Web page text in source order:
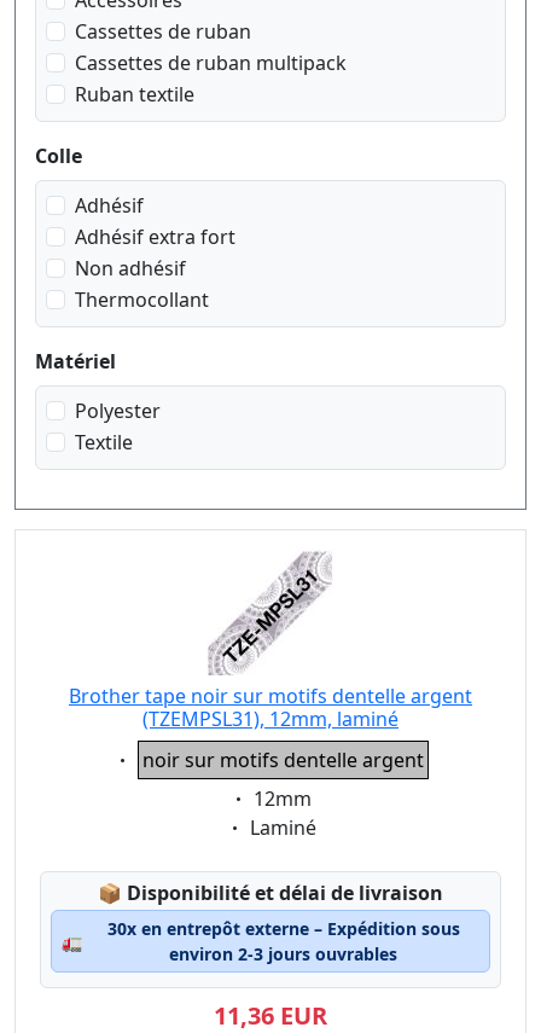
Cassettes de ruban
Cassettes de ruban multipack
Ruban textile
Colle
Adhésif
Adhésif extra fort
Non adhésif
Thermocollant
Matériel
Polyester
Textile
Brother tape noir sur motifs dentelle argent
(TZEMPSL31), 12mm, laminé
Eigenschaft:
noir sur motifs dentelle argent
Eigenschaft:
12mm
Eigenschaft:
Laminé
📦 Lagerstatus:
Disponibilité et délai de livraison
🚛
30x en entrepôt externe – Expédition sous
environ 2-3 jours ouvrables
11,36 EUR